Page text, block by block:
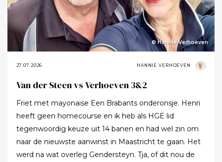
© Hannie Verhoeven
27.07.2026 HANNIE VERHOEVEN
Van der Steen vs Verhoeven 3&2
Friet met mayonaise Een Brabants onderonsje. Henri
heeft geen homecourse en ik heb als HGE lid
tegenwoordig keuze uit 14 banen en had wel zin om
naar de nieuwste aanwinst in Maastricht te gaan. Het
werd na wat overleg Gendersteyn. Tja, of dit nou de